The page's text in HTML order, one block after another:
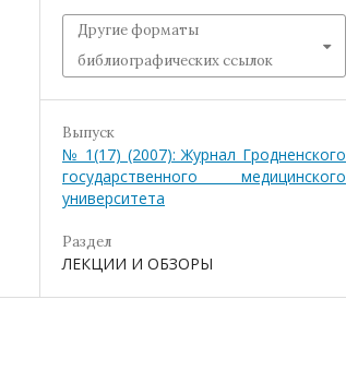
Другие форматы
библиографических ссылок
Выпуск
№ 1(17) (2007): Журнал Гродненского
государственного медицинского
университета
Раздел
ЛЕКЦИИ И ОБЗОРЫ